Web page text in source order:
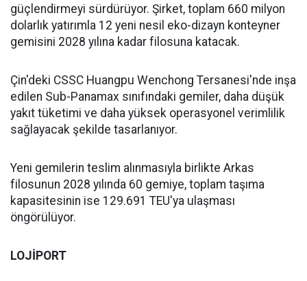
güçlendirmeyi sürdürüyor. Şirket, toplam 660 milyon
dolarlık yatırımla 12 yeni nesil eko-dizayn konteyner
gemisini 2028 yılına kadar filosuna katacak.
Çin'deki CSSC Huangpu Wenchong Tersanesi'nde inşa
edilen Sub-Panamax sınıfındaki gemiler, daha düşük
yakıt tüketimi ve daha yüksek operasyonel verimlilik
sağlayacak şekilde tasarlanıyor.
Yeni gemilerin teslim alınmasıyla birlikte Arkas
filosunun 2028 yılında 60 gemiye, toplam taşıma
kapasitesinin ise 129.691 TEU'ya ulaşması
öngörülüyor.
LOJİPORT